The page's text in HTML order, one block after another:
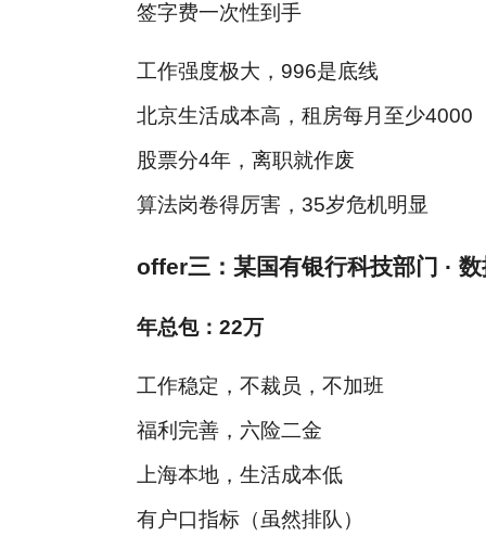
签字费一次性到手
工作强度极大，996是底线
北京生活成本高，租房每月至少4000
股票分4年，离职就作废
算法岗卷得厉害，35岁危机明显
offer三：某国有银行科技部门 ·
年总包：22万
工作稳定，不裁员，不加班
福利完善，六险二金
上海本地，生活成本低
有户口指标（虽然排队）